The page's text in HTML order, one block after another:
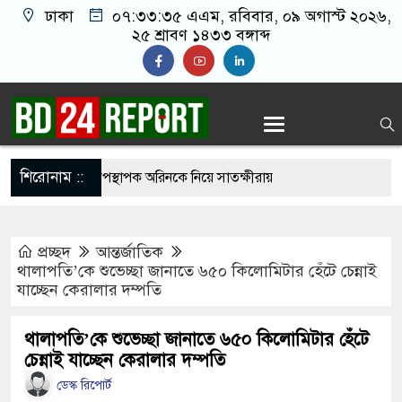
ঢাকা ০৭:৩৩:৩৬ এএম, রবিবার, ০৯ অগাস্ট ২০২৬,
২৫ শ্রাবণ ১৪৩৩ বঙ্গাব্দ
শিরোনাম ::
সম্মেলনের উপস্থাপক অরিনকে নিয়ে সাতক্ষীরায়
হামলায় ধ্বংস হওয়া ভবন থেকে ১৯ মরদেহ উদ্ধার,
শিশু
ঘোষণা করল ১১ দল
ছড়িয়ে পড়ায় তীব্র যন্ত্রণায় ভুগছেন বাইডেন
প্রচ্ছদ
আন্তর্জাতিক
থালাপতি’কে শুভেচ্ছা জানাতে ৬৫০ কিলোমিটার হেঁটে চেন্নাই
যাচ্ছেন কেরালার দম্পতি
থালাপতি’কে শুভেচ্ছা জানাতে ৬৫০ কিলোমিটার হেঁটে
চেন্নাই যাচ্ছেন কেরালার দম্পতি
ডেস্ক রিপোর্ট